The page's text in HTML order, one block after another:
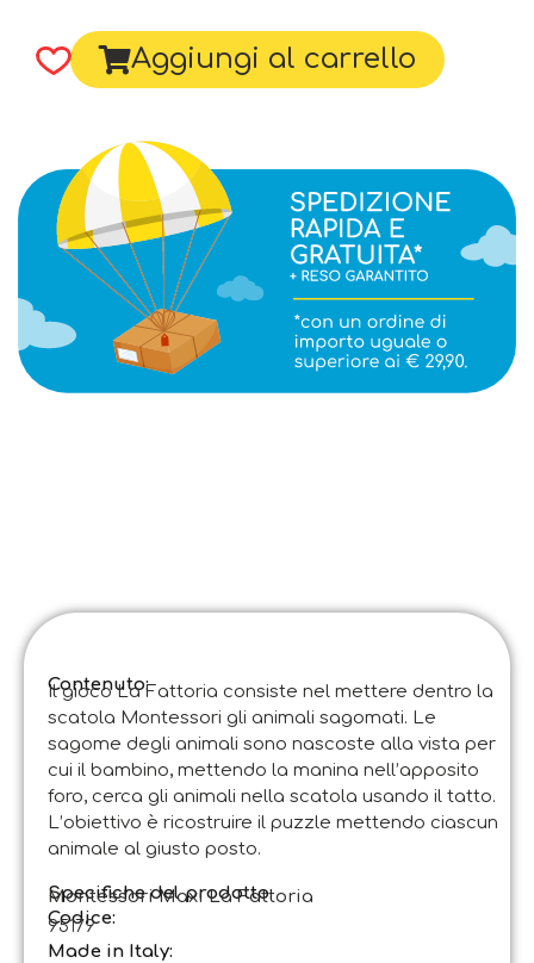
Aggiungi al carrello
Contenuto:
Il gioco La Fattoria consiste nel mettere dentro la
scatola Montessori gli animali sagomati. Le
sagome degli animali sono nascoste alla vista per
cui il bambino, mettendo la manina nell’apposito
foro, cerca gli animali nella scatola usando il tatto.
L’obiettivo è ricostruire il puzzle mettendo ciascun
animale al giusto posto.
Specifiche del prodotto:
Montessori Maxi La Fattoria
Codice:
95179
Made in Italy: